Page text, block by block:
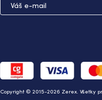
Copyright © 2015-2026 Zerex. Všetky